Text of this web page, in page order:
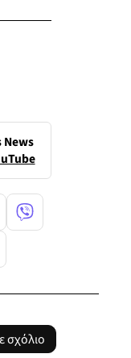
News
σχόλιο